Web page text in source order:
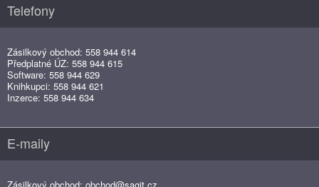
Telefony
Zásilkový obchod: 558 944 614
Předplatné ÚZ: 558 944 615
Software: 558 944 629
Knihkupci: 558 944 621
Inzerce: 558 944 634
E-maily